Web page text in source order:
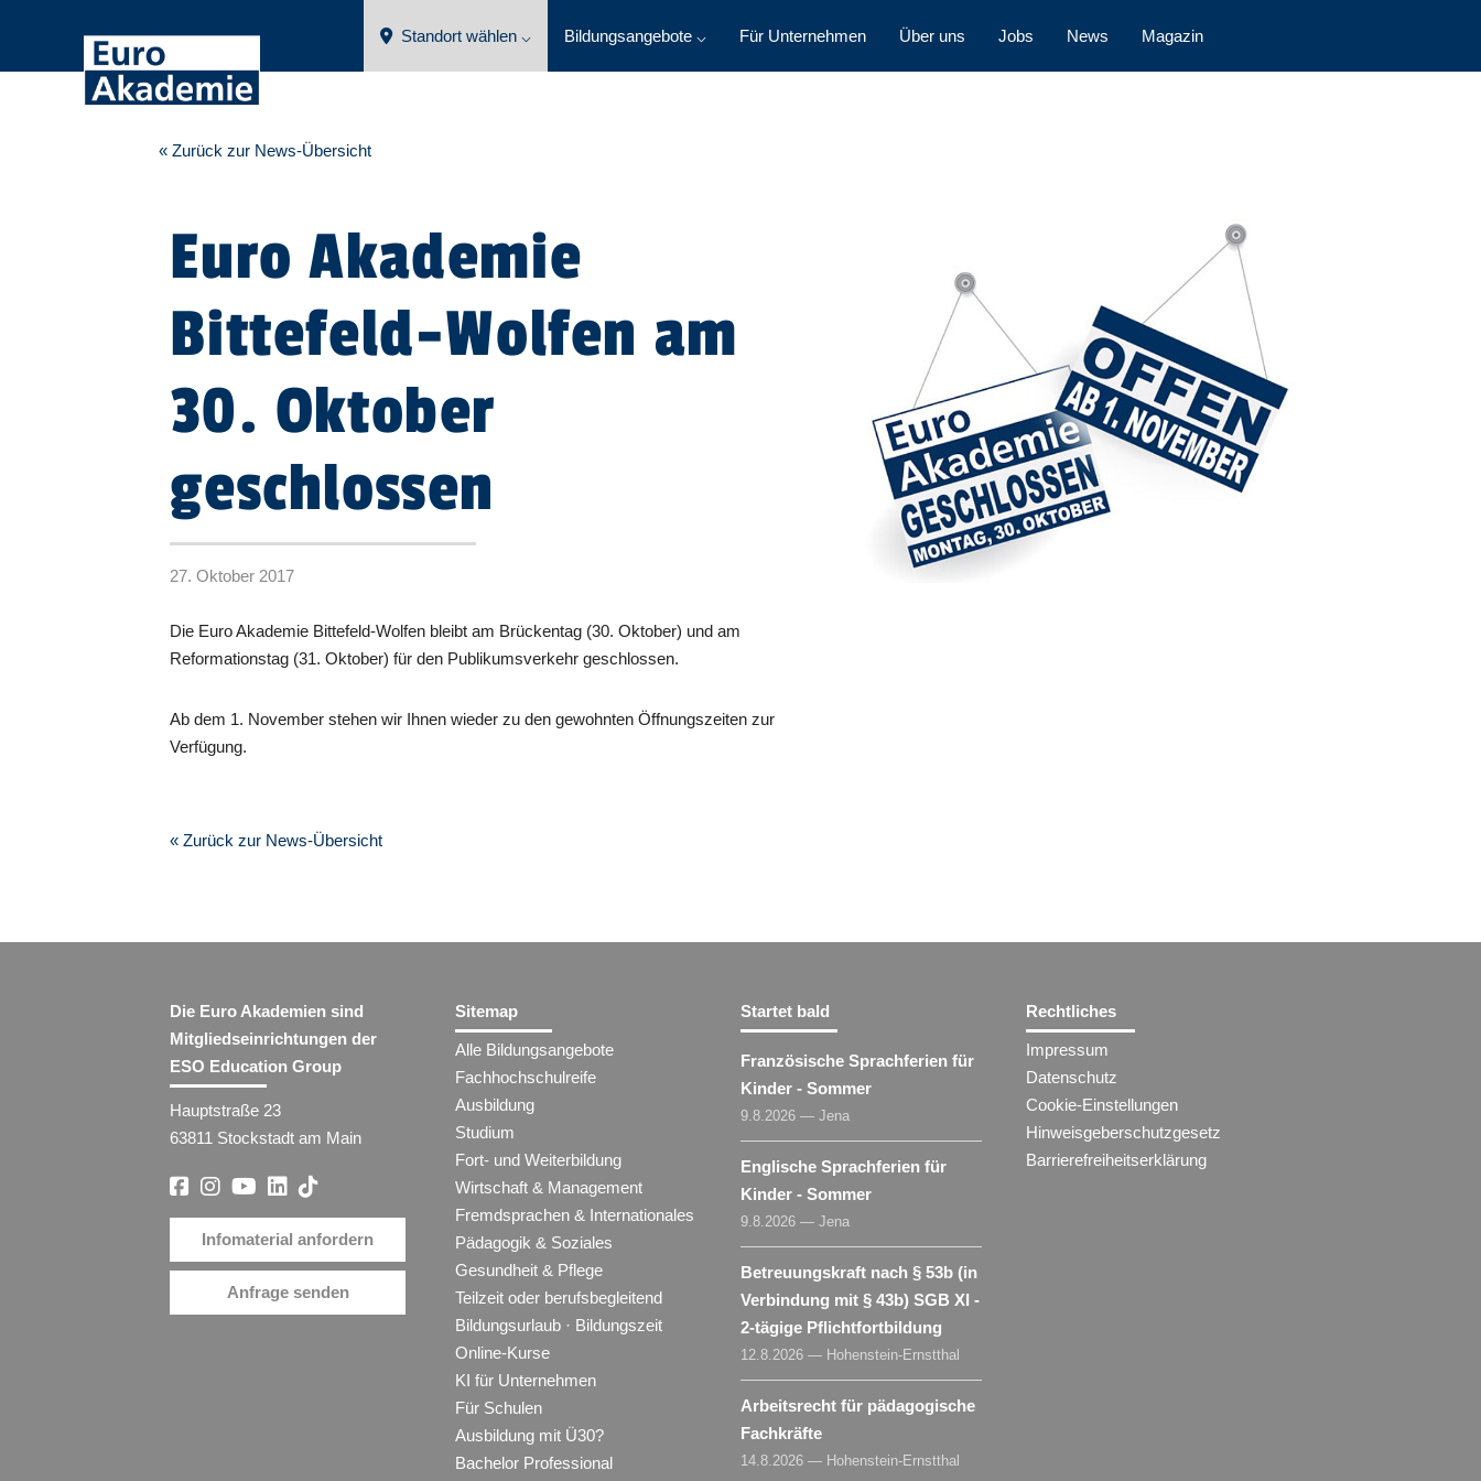
Standort wählen ⌵ Bildungsangebote ⌵ Für Unternehmen Über uns Jobs News Magazin
« Zurück zur News-Übersicht
Euro Akademie
Bittefeld-Wolfen am
30. Oktober
geschlossen
27. Oktober 2017
Die Euro Akademie Bittefeld-Wolfen bleibt am Brückentag (30. Oktober) und am
Reformationstag (31. Oktober) für den Publikumsverkehr geschlossen.
Ab dem 1. November stehen wir Ihnen wieder zu den gewohnten Öffnungszeiten zur
Verfügung.
« Zurück zur News-Übersicht
Die Euro Akademien sind
Mitgliedseinrichtungen der
ESO Education Group
Hauptstraße 23
63811 Stockstadt am Main
Infomaterial anfordern
Anfrage senden
Sitemap
Alle Bildungsangebote
Fachhochschulreife
Ausbildung
Studium
Fort- und Weiterbildung
Wirtschaft & Management
Fremdsprachen & Internationales
Pädagogik & Soziales
Gesundheit & Pflege
Teilzeit oder berufsbegleitend
Bildungsurlaub · Bildungszeit
Online-Kurse
KI für Unternehmen
Für Schulen
Ausbildung mit Ü30?
Bachelor Professional
Startet bald
Französische Sprachferien für
Kinder - Sommer
9.8.2026 — Jena
Englische Sprachferien für
Kinder - Sommer
9.8.2026 — Jena
Betreuungskraft nach § 53b (in
Verbindung mit § 43b) SGB XI -
2-tägige Pflichtfortbildung
12.8.2026 — Hohenstein-Ernstthal
Arbeitsrecht für pädagogische
Fachkräfte
14.8.2026 — Hohenstein-Ernstthal
Rechtliches
Impressum
Datenschutz
Cookie-Einstellungen
Hinweisgeberschutzgesetz
Barrierefreiheitserklärung